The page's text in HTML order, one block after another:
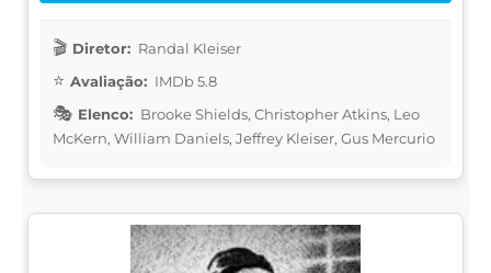
Diretor: Randal Kleiser
Avaliação: IMDb 5.8
Elenco: Brooke Shields, Christopher Atkins, Leo
McKern, William Daniels, Jeffrey Kleiser, Gus Mercurio